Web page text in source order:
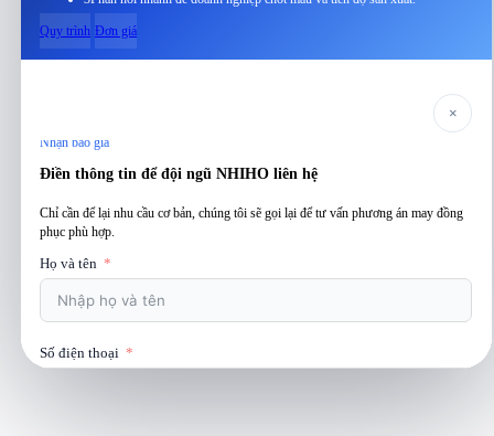
Quy trình Đơn giá
×
Nhận báo giá
Điền thông tin để đội ngũ NHIHO liên hệ
Chỉ cần để lại nhu cầu cơ bản, chúng tôi sẽ gọi lại để tư vấn phương án may đồng
phục phù hợp.
Họ và tên
Số điện thoại